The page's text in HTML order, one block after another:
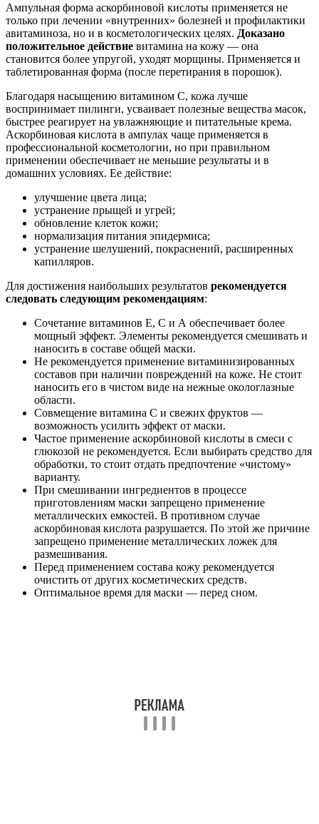
Ампульная форма аскорбиновой кислоты применяется не
только при лечении «внутренних» болезней и профилактики
авитаминоза, но и в косметологических целях. Доказано
положительное действие витамина на кожу — она
становится более упругой, уходят морщины. Применяется и
таблетированная форма (после перетирания в порошок).
Благодаря насыщению витамином С, кожа лучше
воспринимает пилинги, усваивает полезные вещества масок,
быстрее реагирует на увлажняющие и питательные крема.
Аскорбиновая кислота в ампулах чаще применяется в
профессиональной косметологии, но при правильном
применении обеспечивает не меньшие результаты и в
домашних условиях. Ее действие:
улучшение цвета лица;
устранение прыщей и угрей;
обновление клеток кожи;
нормализация питания эпидермиса;
устранение шелушений, покраснений, расширенных
капилляров.
Для достижения наибольших результатов рекомендуется
следовать следующим рекомендациям:
Сочетание витаминов Е, С и А обеспечивает более
мощный эффект. Элементы рекомендуется смешивать и
наносить в составе общей маски.
Не рекомендуется применение витаминизированных
составов при наличии повреждений на коже. Не стоит
наносить его в чистом виде на нежные окологлазные
области.
Совмещение витамина С и свежих фруктов —
возможность усилить эффект от маски.
Частое применение аскорбиновой кислоты в смеси с
глюкозой не рекомендуется. Если выбирать средство для
обработки, то стоит отдать предпочтение «чистому»
варианту.
При смешивании ингредиентов в процессе
приготовлениям маски запрещено применение
металлических емкостей. В противном случае
аскорбиновая кислота разрушается. По этой же причине
запрещено применение металлических ложек для
размешивания.
Перед применением состава кожу рекомендуется
очистить от других косметических средств.
Оптимальное время для маски — перед сном.